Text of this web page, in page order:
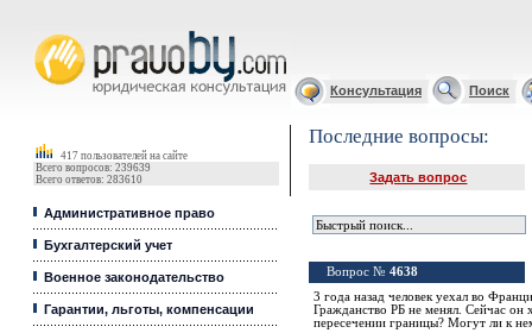
Консультация Поиск
417 пользователей на сайте
Всего вопросов: 239639
Всего ответов: 283610
Административное право
Бухгалтерский учет
Военное законодательство
Гарантии, льготы, компенсации
Последние вопросы:
Задать вопрос
Вопрос № 4638
3 года назад человек уехал во
Гражданство РБ не менял. Сейчас он
пересечении границы? Могут ли к